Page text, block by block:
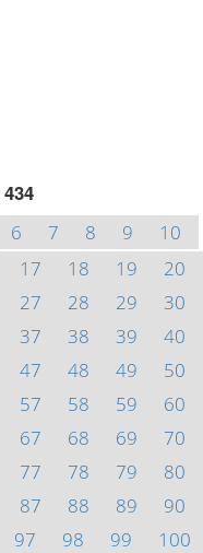
434
6 7 8 9
10
17 18 19
20
27 28 29
30
37 38 39
40
47 48 49
50
57 58 59
60
67 68 69
70
77 78 79
80
87 88 89
90
97 98 99
100